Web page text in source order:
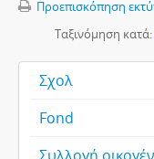
Προεπισκόπηση
Ταξινόμηση κατά:
Σχολ
Fond